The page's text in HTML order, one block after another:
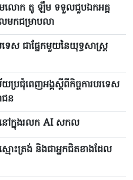
ាមលោក តូ ឡឹម ទទួលជួបឯកអគ្គ
មកជម្រាបលា
ស ជាផ្នែកមួយនៃយុទ្ធសាស្ត្រ
ជុំពេញអង្គស្តីពីកិច្ច​ការបរទេស
ជន
នៅក្នុងរលក AI សកល
មោះត្រង់ និងជាអ្នកជិតខាងដែល